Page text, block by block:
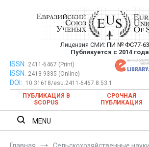
Евразийский Союз
публикация научных
ежемесячном
Лицензия СМИ: ПИ № ФС77-
Публикуется с 2014 года
Евразийский Союз Ученых —
ежемесячном научном
ISSN: 2411-6467 (Print)
ISSN: 2413-9335 (Online)
DOI:
10.31618/esu.2411-6467.8.53.1
ПУБЛИКАЦИЯ В
SCOPUS
СРОЧНАЯ
ПУБЛИКАЦИЯ
MENU